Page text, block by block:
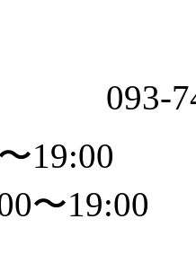
093-
19:00
〜19:00